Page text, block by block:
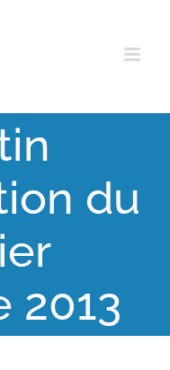
du
2013